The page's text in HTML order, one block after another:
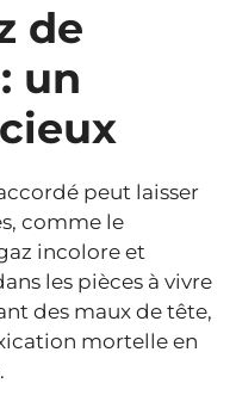
de
un
peut laisser
comme le
incolore et
les pièces à vivre
des maux de tête,
mortelle en